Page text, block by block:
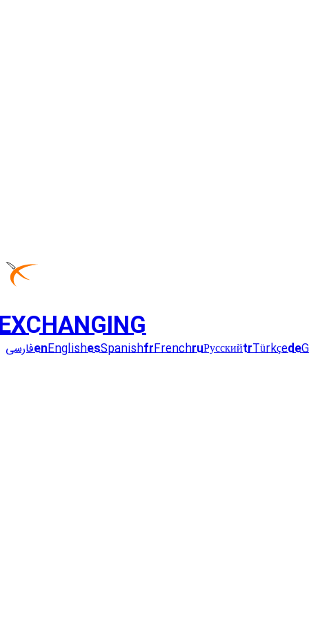
enEnglishesSpanishfrFrenchruРусскийtrTürkçede فارسی